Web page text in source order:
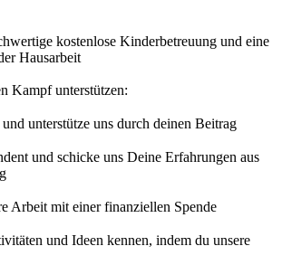
kostenlose Kinderbetreuung und eine
Hausarbeit
Kampf unterstützen:
unterstütze uns durch deinen Beitrag
und schicke uns Deine Erfahrungen aus
Arbeit mit einer finanziellen Spende
und Ideen kennen, indem du unsere